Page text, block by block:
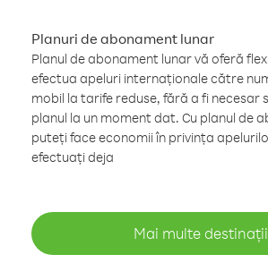
Planuri de abonament lunar
Planul de abonament lunar vă oferă
efectua apeluri internaționale către
mobil la tarife reduse, fără a fi necesar
planul la un moment dat. Cu planul de
puteți face economii în privința
efectuați deja
Mai multe destinații